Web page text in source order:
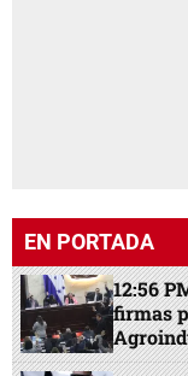
EN PORTADA
12:56
firmas